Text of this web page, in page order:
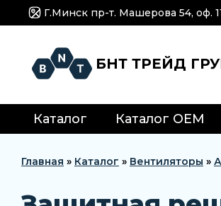
Г.Минск пр-т. Машерова 54, оф.
БНТ ТРЕЙД
Каталог Каталог OEM
Главная » Каталог » Вентиляторы »